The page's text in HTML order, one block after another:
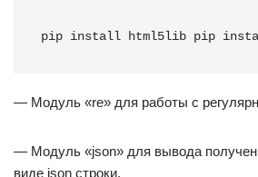
pip install html5lib pip
— Модуль «re» для работы с
— Модуль «json» для вывода
виде json строки.